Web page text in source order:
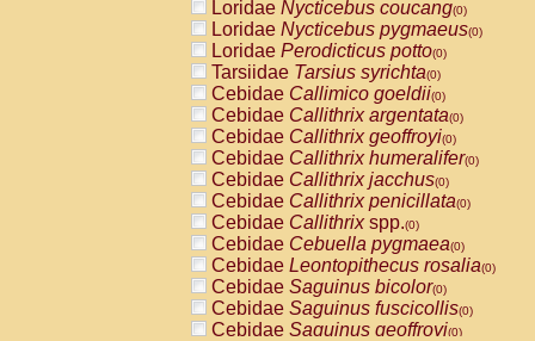
Loridae Nycticebus coucang(0)
Loridae Nycticebus pygmaeus(0)
Loridae Perodicticus potto(0)
Tarsiidae Tarsius syrichta(0)
Cebidae Callimico goeldii(0)
Cebidae Callithrix argentata(0)
Cebidae Callithrix geoffroyi(0)
Cebidae Callithrix humeralifer(0)
Cebidae Callithrix jacchus(0)
Cebidae Callithrix penicillata(0)
Cebidae Callithrixspp.(0)
Cebidae Cebuella pygmaea(0)
Cebidae Leontopithecus rosalia(0)
Cebidae Saguinus bicolor(0)
Cebidae Saguinus fuscicollis(0)
Cebidae Saguinus geoffroyi(0)